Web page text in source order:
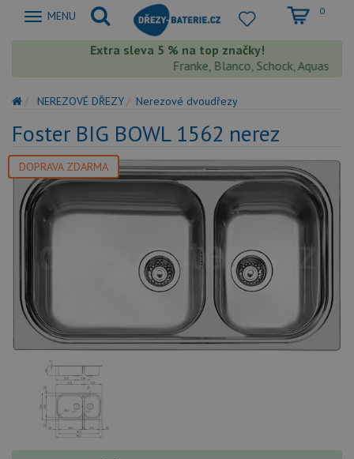
Zobrazit
MENU 0
Extra sleva 5 % na top značky!
Franke, Blanco, Schock,
NEREZOVÉ DŘEZY Nerezové dvoudřezy
Foster BIG BOWL 1562 nerez
DOPRAVA ZDARMA